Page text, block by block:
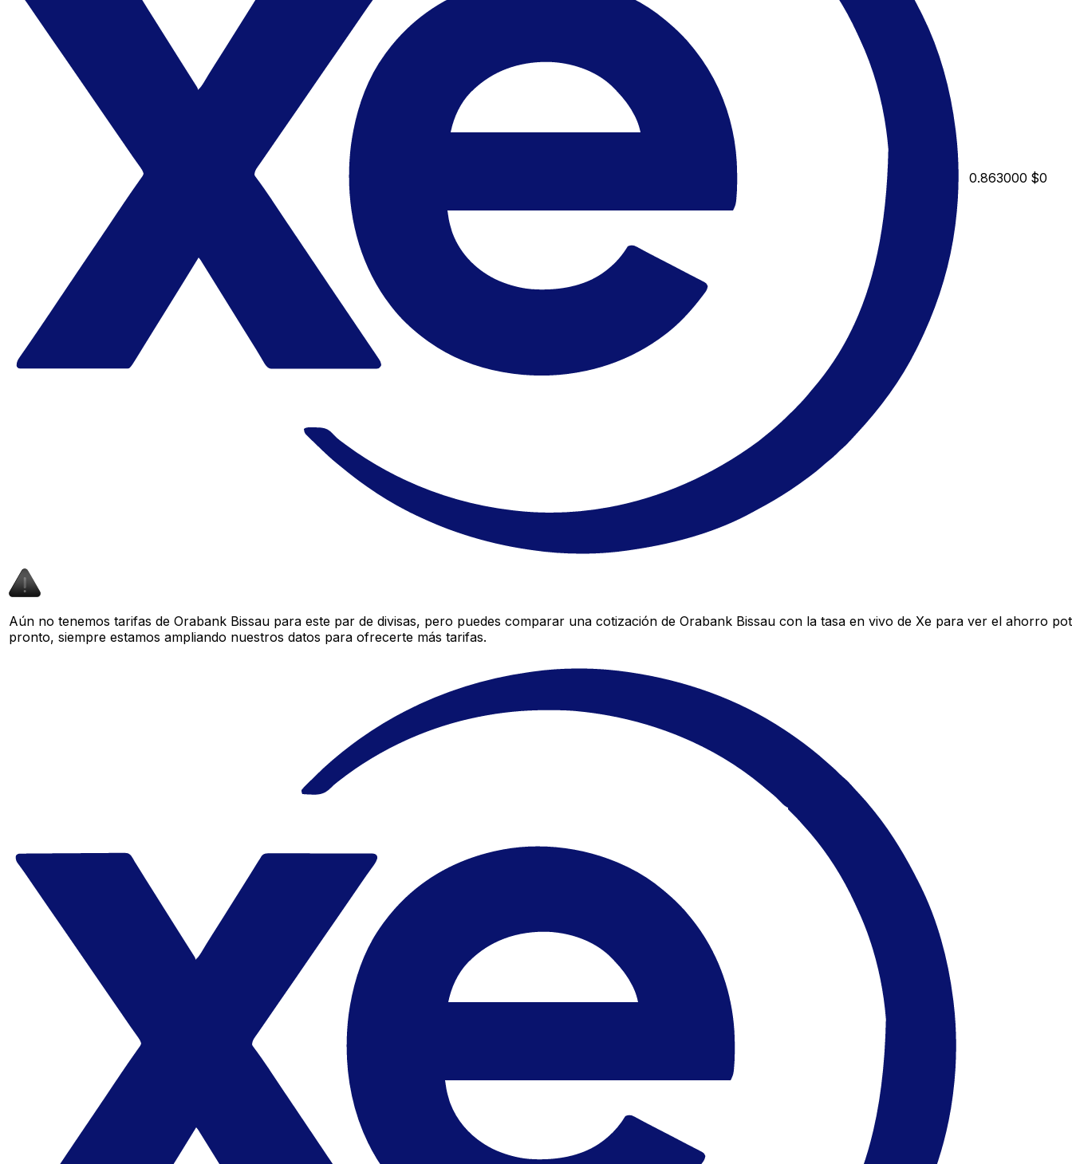
0.863000 $0
Aún no tenemos tarifas de Orabank Bissau para este par de divisas, pero puedes comparar una cotización de Orabank Bissau con la tasa en vivo de Xe para ver el ahorro
pronto, siempre estamos ampliando nuestros datos para ofrecerte más tarifas.